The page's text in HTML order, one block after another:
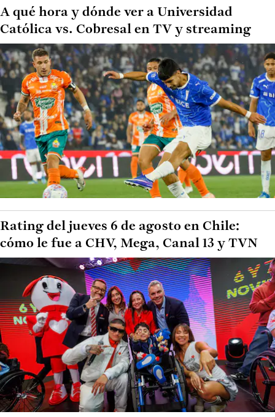
A qué hora y dónde ver a Universidad
Católica vs. Cobresal en TV y streaming
Rating del jueves 6 de agosto en Chile:
cómo le fue a CHV, Mega, Canal 13 y TVN